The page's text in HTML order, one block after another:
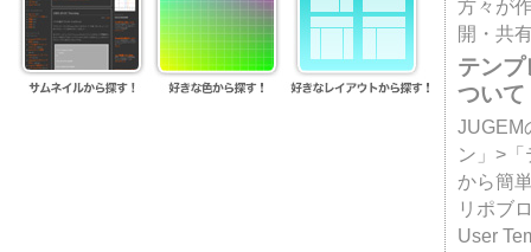
方々が
開・共
テン
ついて
JUGEM
ン」>
から簡
リポブ
User